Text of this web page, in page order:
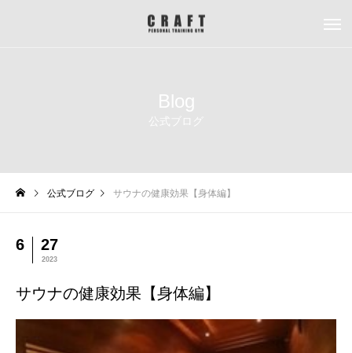
Blog
公式ブログ
公式ブログ サウナの健康効果【身体編】
6 27
2023
サウナの健康効果【身体編】